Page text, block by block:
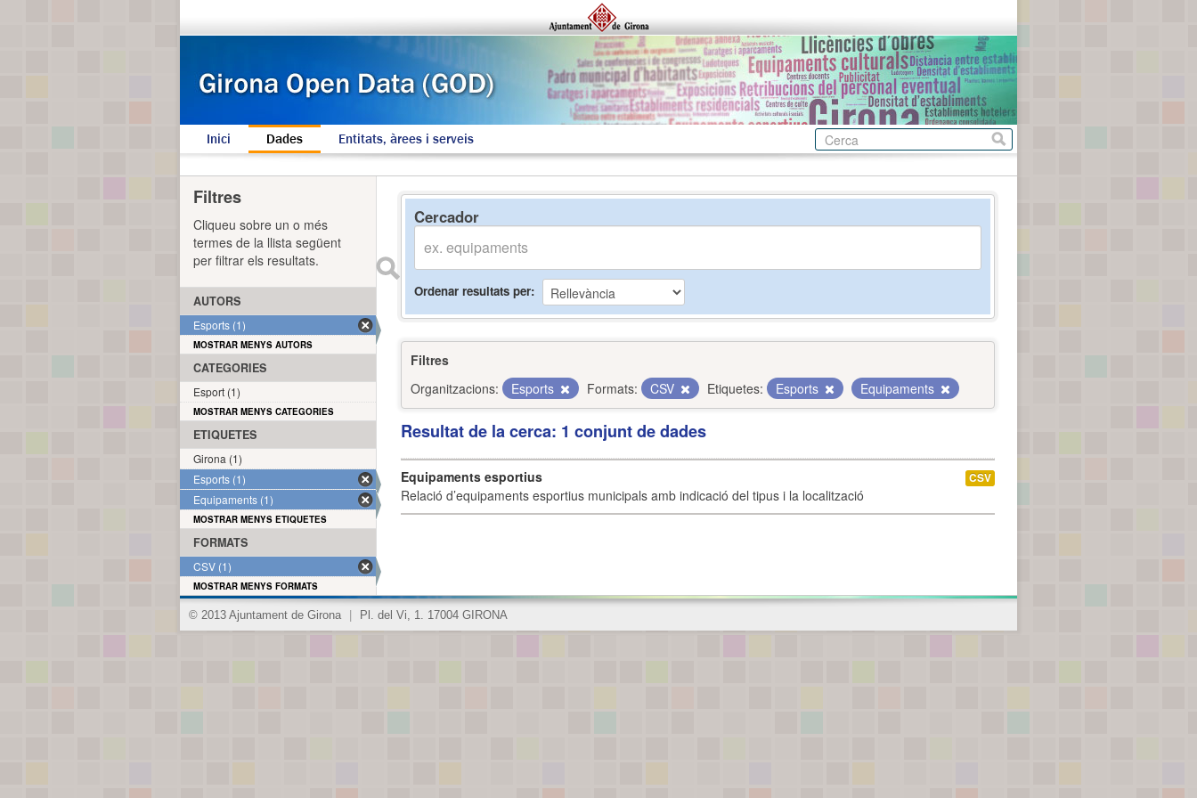
Inici Dades Entitats, àrees i serveis
Cercador
Ordenar resultats per
Filtres
Organitzacions:
Esports Formats: CSV Etiquetes: Esports Equipaments
Resultat de la cerca: 1 conjunt de dades
Equipaments esportius
Relació d’equipaments esportius municipals amb indicació del tipus i la localització
CSV
Filtres
Cliqueu sobre un o més
termes de la llista següent
per filtrar els resultats.
AUTORS
Esports (1)
MOSTRAR MENYS AUTORS
CATEGORIES
Esport (1)
MOSTRAR MENYS CATEGORIES
ETIQUETES
Girona (1)
Esports (1)
Equipaments (1)
MOSTRAR MENYS ETIQUETES
FORMATS
CSV (1)
MOSTRAR MENYS FORMATS
© 2013 Ajuntament de Girona Pl. del Vi, 1. 17004 GIRONA